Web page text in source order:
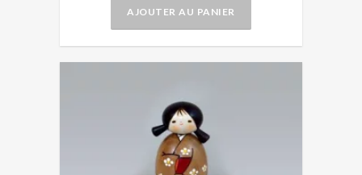
AJOUTER AU PANIER